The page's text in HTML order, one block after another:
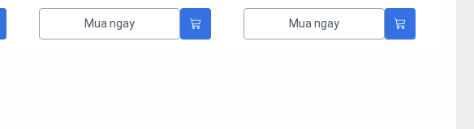
Mua ngay
BellHome Xanh Lá 3,2KG (Tặng
Túi Nước Xả Vải BellHome Đỏ
Hương Nước Hoa Tinh Tế 2KG)
Mua ngay